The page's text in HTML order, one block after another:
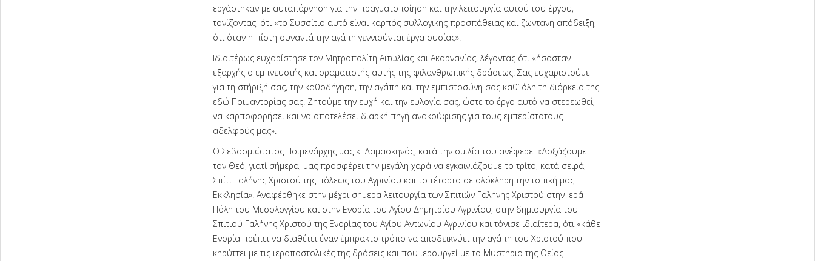
εργάστηκαν με αυταπάρνηση για την πραγματοποίηση και την λειτουργία αυτού του έργου,
τονίζοντας, ότι «το Συσσίτιο αυτό είναι καρπός συλλογικής προσπάθειας και ζωντανή απόδειξη,
ότι όταν η πίστη συναντά την αγάπη γεννιούνται έργα ουσίας».
Ιδιαιτέρως ευχαρίστησε τον Μητροπολίτη Αιτωλίας και Ακαρνανίας, λέγοντας ότι «ήσασταν
εξαρχής ο εμπνευστής και οραματιστής αυτής της φιλανθρωπικής δράσεως. Σας ευχαριστούμε
για τη στήριξή σας, την καθοδήγηση, την αγάπη και την εμπιστοσύνη σας καθ’ όλη τη διάρκεια της
εδώ Ποιμαντορίας σας. Ζητούμε την ευχή και την ευλογία σας, ώστε το έργο αυτό να στερεωθεί,
να καρποφορήσει και να αποτελέσει διαρκή πηγή ανακούφισης για τους εμπερίστατους
αδελφούς μας».
Ο Σεβασμιώτατος Ποιμενάρχης μας κ. Δαμασκηνός, κατά την ομιλία του ανέφερε: «Δοξάζουμε
τον Θεό, γιατί σήμερα, μας προσφέρει την μεγάλη χαρά να εγκαινιάζουμε το τρίτο, κατά σειρά,
Σπίτι Γαλήνης Χριστού της πόλεως του Αγρινίου και το τέταρτο σε ολόκληρη την τοπική μας
Εκκλησία». Αναφέρθηκε στην μέχρι σήμερα λειτουργία των Σπιτιών Γαλήνης Χριστού στην Ιερά
Πόλη του Μεσολογγίου και στην Ενορία του Αγίου Δημητρίου Αγρινίου, στην δημιουργία του
Σπιτιού Γαλήνης Χριστού της Ενορίας του Αγίου Αντωνίου Αγρινίου και τόνισε ιδιαίτερα, ότι «κάθε
Ενορία πρέπει να διαθέτει έναν έμπρακτο τρόπο να αποδεικνύει την αγάπη του Χριστού που
κηρύττει με τις ιεραποστολικές της δράσεις και που ιερουργεί με το Μυστήριο της Θείας